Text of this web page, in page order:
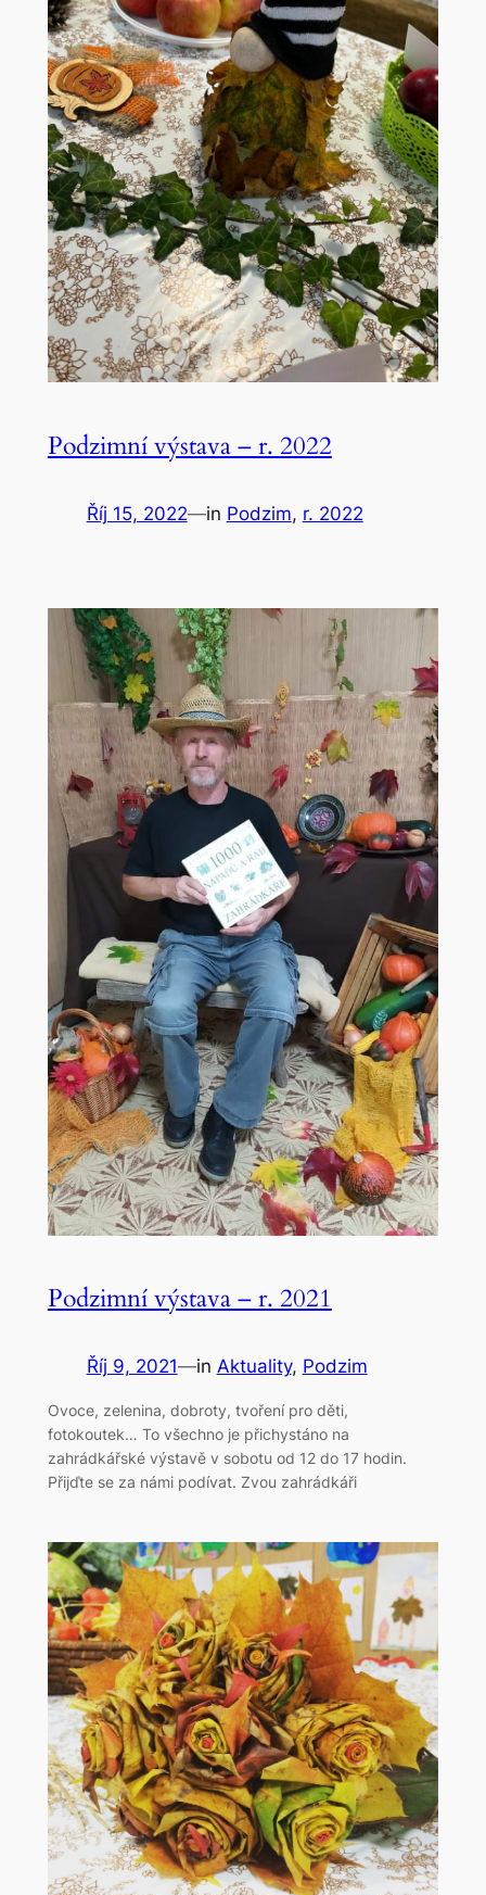
Podzimní výstava – r. 2022
Říj 15, 2022—in Podzim, r. 2022
Podzimní výstava – r. 2021
Říj 9, 2021—in Aktuality, Podzim
Ovoce, zelenina, dobroty, tvoření pro děti,
fotokoutek… To všechno je přichystáno na
zahrádkářské výstavě v sobotu od 12 do 17 hodin.
Přijďte se za námi podívat. Zvou zahrádkáři